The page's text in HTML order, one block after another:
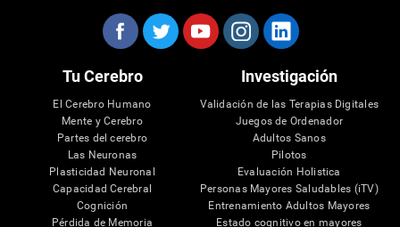
Tu Cerebro
El Cerebro Humano
Mente y Cerebro
Partes del cerebro
Las Neuronas
Plasticidad Neuronal
Capacidad Cerebral
Cognición
Pérdida de Memoria
Investigación
Validación de las Terapias Digitales
Juegos de Ordenador
Adultos Sanos
Pilotos
Evaluación Holistica
Personas Mayores Saludables (iTV)
Entrenamiento Adultos Mayores
Estado cognitivo en mayores